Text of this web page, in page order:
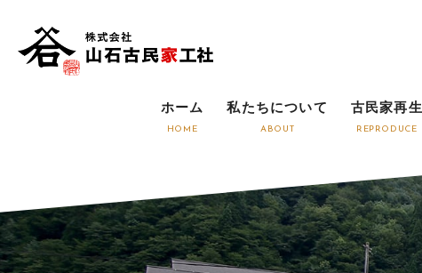
ホーム
HOME
私たちについて
ABOUT
古民家再生
REPRODUCE